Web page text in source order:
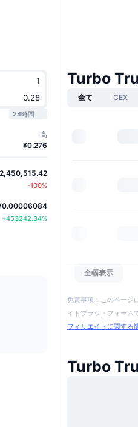
24時間
高
¥0.276
-100%
+453242.34%
Turbo
全て CEX
全幅表示
免責事項：このページ
イトプラットフォーム
フィリエイトに関する
Turbo